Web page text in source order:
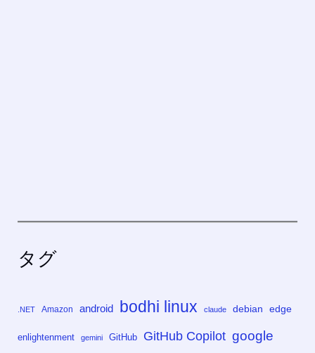
タグ
.NET Amazon android bodhi linux claude debian edge
enlightenment gemini GitHub GitHub Copilot google